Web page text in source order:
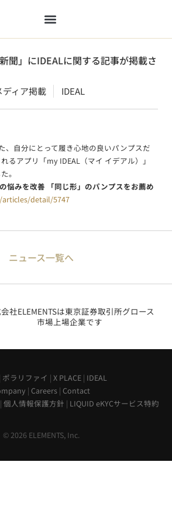
聞」にIDEALに関する記事が掲載さ
ディア掲載 IDEAL
、自分にとって履き心地の良いパンプスだ
るアプリ「my IDEAL（マイ イデアル）」
。
悩みを改善 「同じ形」のパンプスをお薦め
detail/5747
ニュース一覧へ
社ELEMENTSは東京証券取引所グロース
市場上場企業です
ポラリファイ | X PLACE| IDEAL
| Careers | Contact
| 個人情報保護方針 | LIQUID eKYCサービス特約
© 2026 ELEMENTS, Inc.